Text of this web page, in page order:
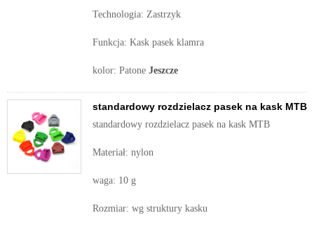
Technologia: Zastrzyk
Funkcja: Kask pasek klamra
kolor: Patone Jeszcze
standardowy rozdzielacz pasek na kask MTB
standardowy rozdzielacz pasek na kask MTB
Materiał: nylon
waga: 10 g
Rozmiar: wg struktury kasku